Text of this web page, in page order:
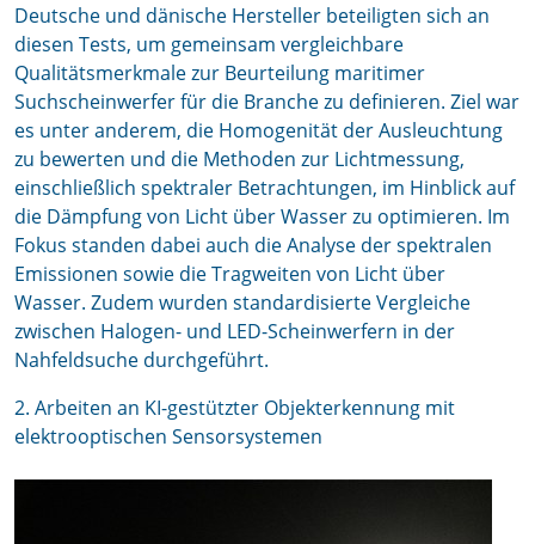
Deutsche und dänische Hersteller beteiligten sich an
diesen Tests, um gemeinsam vergleichbare
Qualitätsmerkmale zur Beurteilung maritimer
Suchscheinwerfer für die Branche zu definieren. Ziel war
es unter anderem, die Homogenität der Ausleuchtung
zu bewerten und die Methoden zur Lichtmessung,
einschließlich spektraler Betrachtungen, im Hinblick auf
die Dämpfung von Licht über Wasser zu optimieren. Im
Fokus standen dabei auch die Analyse der spektralen
Emissionen sowie die Tragweiten von Licht über
Wasser. Zudem wurden standardisierte Vergleiche
zwischen Halogen- und LED-Scheinwerfern in der
Nahfeldsuche durchgeführt.
2. Arbeiten an KI-gestützter Objekterkennung mit
elektrooptischen Sensorsystemen